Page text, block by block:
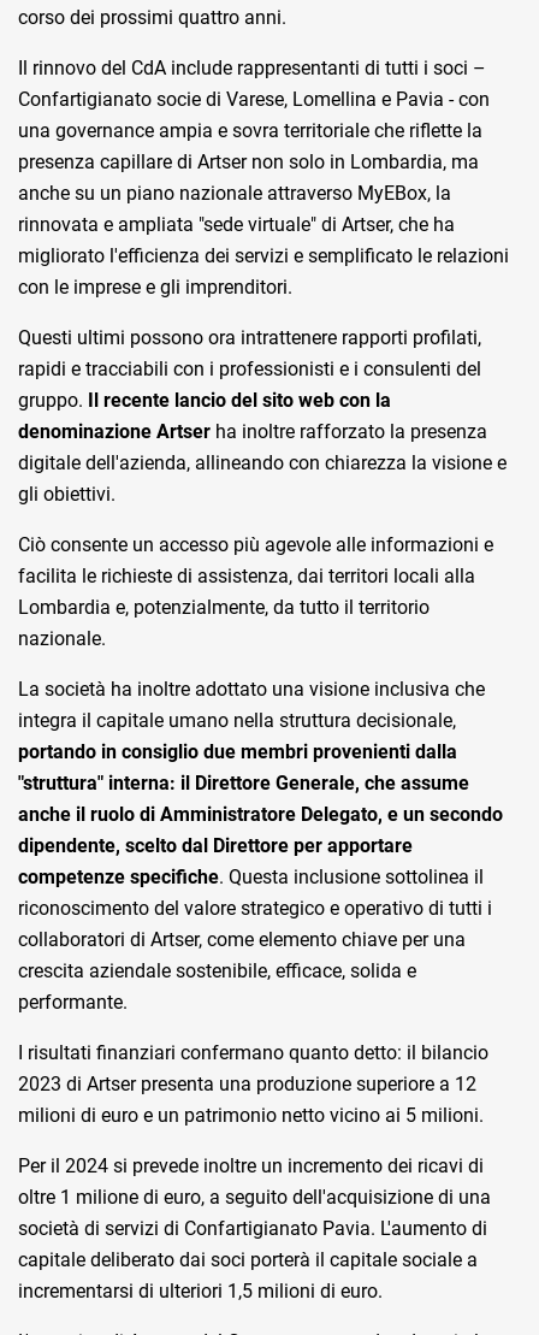
corso dei prossimi quattro anni.
Il rinnovo del CdA include rappresentanti di tutti i soci –
Confartigianato socie di Varese, Lomellina e Pavia - con
una governance ampia e sovra territoriale che riflette la
presenza capillare di Artser non solo in Lombardia, ma
anche su un piano nazionale attraverso MyEBox, la
rinnovata e ampliata "sede virtuale" di Artser, che ha
migliorato l'efficienza dei servizi e semplificato le relazioni
con le imprese e gli imprenditori.
Questi ultimi possono ora intrattenere rapporti profilati,
rapidi e tracciabili con i professionisti e i consulenti del
gruppo.
Il recente lancio del sito web con la
denominazione Artser ha inoltre rafforzato la presenza
digitale dell'azienda, allineando con chiarezza la visione e
gli obiettivi.
Ciò consente un accesso più agevole alle informazioni e
facilita le richieste di assistenza, dai territori locali alla
Lombardia e, potenzialmente, da tutto il territorio
nazionale.
La società ha inoltre adottato una visione inclusiva che
integra il capitale umano nella struttura decisionale,
portando in consiglio due membri provenienti dalla
"struttura" interna: il Direttore Generale, che assume
anche il ruolo di Amministratore Delegato, e un secondo
dipendente, scelto dal Direttore per apportare
competenze specifiche. Questa inclusione sottolinea il
riconoscimento del valore strategico e operativo di tutti i
collaboratori di Artser, come elemento chiave per una
crescita aziendale sostenibile, efficace, solida e
performante.
I risultati finanziari confermano quanto detto: il bilancio
2023 di Artser presenta una produzione superiore a 12
milioni di euro e un patrimonio netto vicino ai 5 milioni.
Per il 2024 si prevede inoltre un incremento dei ricavi di
oltre 1 milione di euro, a seguito dell'acquisizione di una
società di servizi di Confartigianato Pavia. L'aumento di
capitale deliberato dai soci porterà il capitale sociale a
incrementarsi di ulteriori 1,5 milioni di euro.